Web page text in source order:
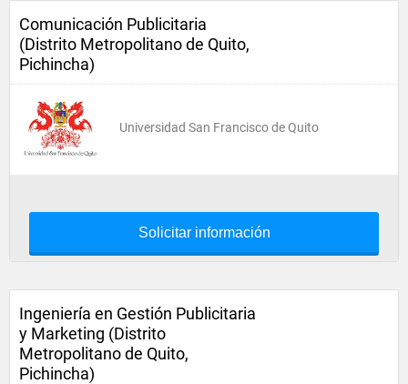
Comunicación Publicitaria
(Distrito Metropolitano de Quito,
Pichincha)
Universidad San Francisco de Quito
Solicitar información
Ingeniería en Gestión Publicitaria
y Marketing (Distrito
Metropolitano de Quito,
Pichincha)